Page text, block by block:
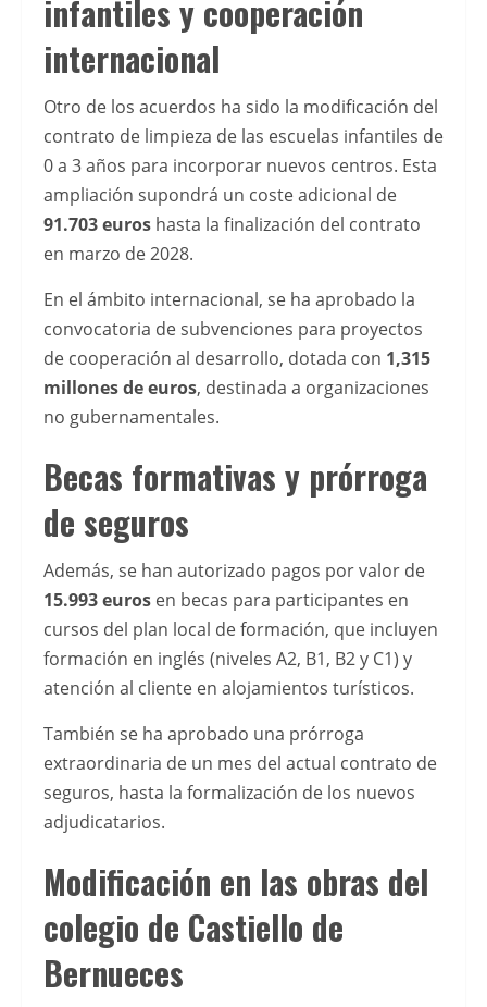
una
experiencia
juego
cÃ³moda,
es
importante
conocer
los
mejores
casinos
online
con
Mastercard
EspaÃ±a
comparar
sus
caracterÃ­
antes
de
una
plataforma.
Analizar
mÃ©todos
depÃ³sito,
condiciones
y
seguridad
infantiles y cooperación
internacional
Otro de los acuerdos ha sido la modificación del
contrato de limpieza de las escuelas infantiles de
0 a 3 años para incorporar nuevos centros. Esta
ampliación supondrá un coste adicional de
91.703 euros hasta la finalización del contrato
en marzo de 2028.
En el ámbito internacional, se ha aprobado la
convocatoria de subvenciones para proyectos
de cooperación al desarrollo, dotada con 1,315
millones de euros, destinada a organizaciones
no gubernamentales.
Becas formativas y prórroga
de seguros
Además, se han autorizado pagos por valor de
15.993 euros en becas para participantes en
cursos del plan local de formación, que incluyen
formación en inglés (niveles A2, B1, B2 y C1) y
atención al cliente en alojamientos turísticos.
También se ha aprobado una prórroga
extraordinaria de un mes del actual contrato de
seguros, hasta la formalización de los nuevos
adjudicatarios.
Modificación en las obras del
colegio de Castiello de
Bernueces